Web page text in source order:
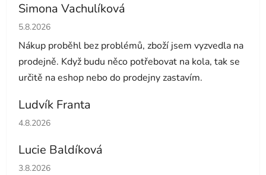
Simona Vachulíková
Hodnocení obchodu je 5 z 5 hvězdiček.
5.8.2026
Nákup proběhl bez problémů, zboží jsem vyzvedla na
prodejně. Když budu něco potřebovat na kola, tak se
určitě na eshop nebo do prodejny zastavím.
Ludvík Franta
Hodnocení obchodu je 5 z 5 hvězdiček.
4.8.2026
Lucie Baldíková
Hodnocení obchodu je 5 z 5 hvězdiček.
3.8.2026